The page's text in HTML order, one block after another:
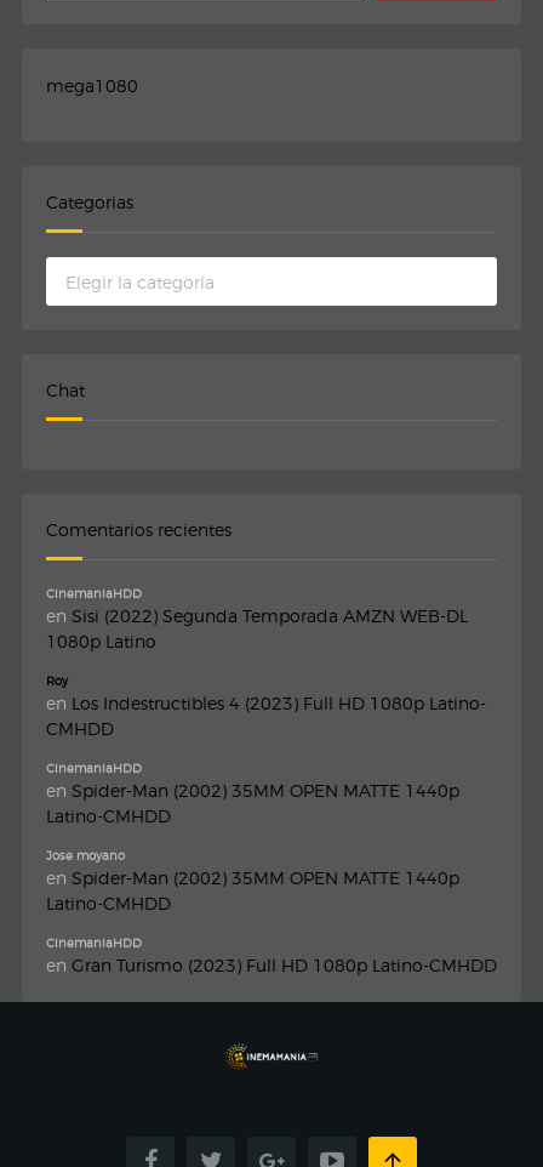
mega1080
Categorias
Chat
Comentarios recientes
CinemaniaHDD
en Sisi (2022) Segunda Temporada AMZN WEB-DL
1080p Latino
Roy
en Los Indestructibles 4 (2023) Full HD 1080p Latino-
CMHDD
CinemaniaHDD
en Spider-Man (2002) 35MM OPEN MATTE 1440p
Latino-CMHDD
Jose moyano
en Spider-Man (2002) 35MM OPEN MATTE 1440p
Latino-CMHDD
CinemaniaHDD
en Gran Turismo (2023) Full HD 1080p Latino-CMHDD